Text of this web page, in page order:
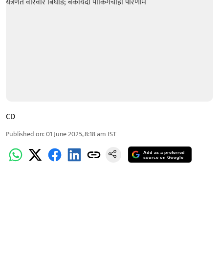
CD
Published on:01 June 2025, 8:18 am IST
Add as a preferred
source on Google